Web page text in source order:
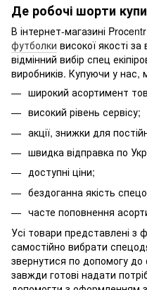
Де робочі шорти
В інтернет-магазині
футболки високої якості
відмінний вибір спец
виробників. Купуючи у нас,
широкий асортимент
високий рівень сервісу;
акції, знижки для
швидка відправка по
доступні ціни;
бездоганна якість
часте поповнення
Усі товари представлені
самостійно вибрати
звернутися по допомогу
завжди готові надати